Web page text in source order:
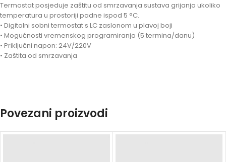
Termostat posjeduje zaštitu od smrzavanja sustava grijanja ukoliko
temperatura u prostoriji padne ispod 5 °C.
• Digitalni sobni termostat s LC zaslonom u plavoj boji
• Mogućnosti vremenskog programiranja (5 termina/danu)
• Priključni napon: 24V/220V
• Zaštita od smrzavanja
Povezani proizvodi